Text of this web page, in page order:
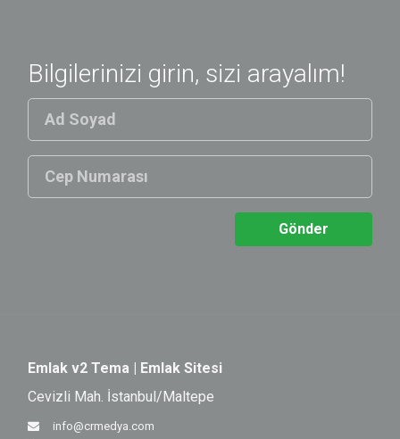
Bilgilerinizi girin, sizi arayalım!
Gönder
Emlak v2 Tema | Emlak Sitesi
Cevizli Mah. İstanbul/Maltepe
info@crmedya.com